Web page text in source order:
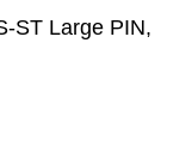
ST Large PIN,